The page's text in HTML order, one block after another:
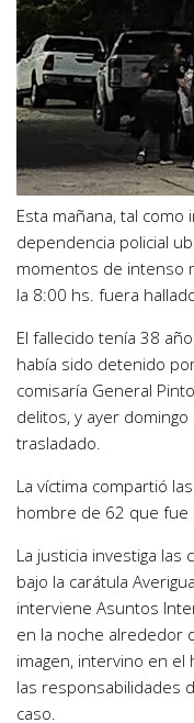
Esta mañana, tal
dependencia policial
momentos de intenso
la 8:00 hs. fuera
El fallecido tenía 38
había sido detenido
comisaría General
delitos, y ayer
trasladado.
La víctima compartió
hombre de 62 que fue
La justicia investiga
bajo la carátula
interviene Asuntos
en la noche alrededor
imagen, intervino en
las responsabilidades
caso.